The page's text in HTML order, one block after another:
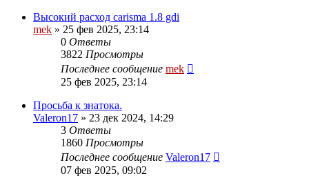
Высокий расход carisma 1.8 gdi
mek » 25 фев 2025, 23:14
0 Ответы
3822 Просмотры
Последнее сообщение mek
25 фев 2025, 23:14
Просьба к знатока.
Valeron17 » 23 дек 2024, 14:29
3 Ответы
1860 Просмотры
Последнее сообщение Valeron17
07 фев 2025, 09:02